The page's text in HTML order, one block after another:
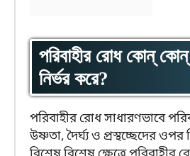
পরিবাহীর রোধ কোন্
নির্ভর করে?
পরিবাহীর রোধ সাধারণভাবে
উষ্ণতা, দৈর্ঘ্য ও প্রস্থচ্ছেদের ওপর